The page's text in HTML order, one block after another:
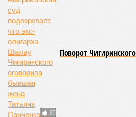
87
Поворот Чигиринского